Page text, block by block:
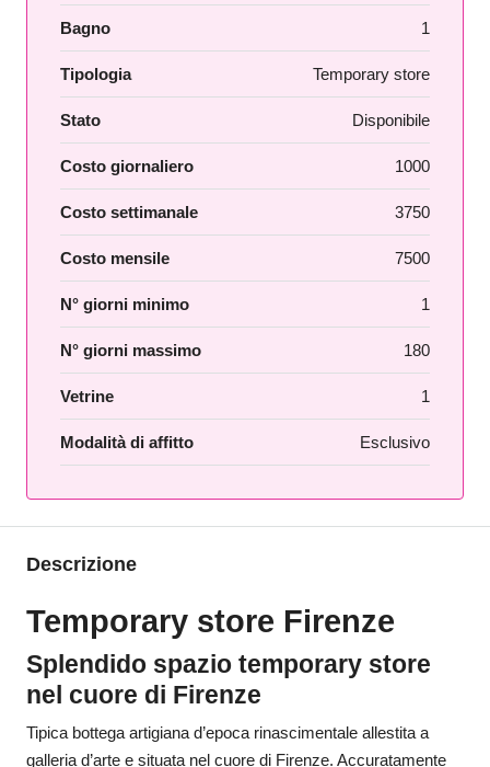
Bagno 1
Tipologia Temporary store
Stato Disponibile
Costo giornaliero 1000
Costo settimanale 3750
Costo mensile 7500
N° giorni minimo 1
N° giorni massimo 180
Vetrine 1
Modalità di affitto Esclusivo
Descrizione
Temporary store Firenze
Splendido spazio temporary store
nel cuore di Firenze
Tipica bottega artigiana d’epoca rinascimentale allestita a
galleria d’arte e situata nel cuore di Firenze. Accuratamente